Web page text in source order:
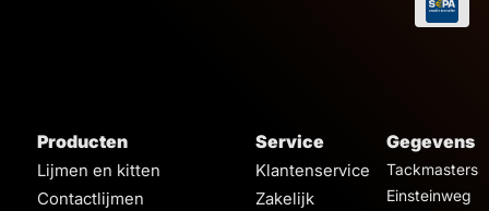
Producten
Lijmen en kitten
Contactlijmen
Service
Klantenservice
Zakelijk
Gegevens
Tackmasters
Einsteinweg